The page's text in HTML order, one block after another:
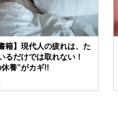
籍】現代人の疲れは、た
るだけでは取れない！
休養”がカギ!!